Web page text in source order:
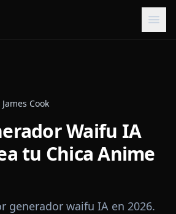
James Cook
Waifu IA
tu Chica Anime
generador waifu IA en 2026.